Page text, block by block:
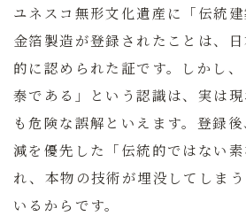
ユネスコ無形文化遺産に「伝統
金箔製造が登録されたことは、
的に認められた証です。しかし、
泰である」という認識は、実は
も危険な誤解 といえます。登録
減を優先した「伝統的ではない
れ、本物の技術が埋没してしま
いるからです。